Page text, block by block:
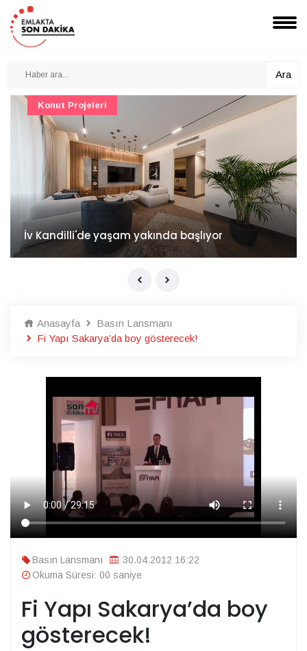
Ara
İv Kandilli'de yaşam yakında başlıyor
Konut Projeleri
Anasayfa
Basın Lansmanı
Fi Yapı Sakarya’da boy gösterecek!
Basın Lansmanı
30.04.2012 16:22
Okuma Süresi: 00 saniye
Fi Yapı Sakarya’da boy
gösterecek!